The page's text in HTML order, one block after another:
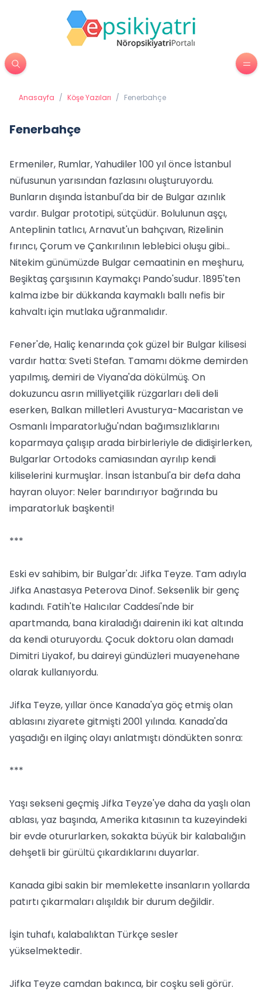
Anasayfa / Köşe Yazıları / Fenerbahçe
Fenerbahçe
Ermeniler, Rumlar, Yahudiler 100 yıl önce İstanbul
nüfusunun yarısından fazlasını oluşturuyordu.
Bunların dışında İstanbul'da bir de Bulgar azınlık
vardır. Bulgar prototipi, sütçüdür. Bolulunun aşçı,
Anteplinin tatlıcı, Arnavut'un bahçıvan, Rizelinin
fırıncı, Çorum ve Çankırılının leblebici oluşu gibi…
Nitekim günümüzde Bulgar cemaatinin en meşhuru,
Beşiktaş çarşısının Kaymakçı Pando'sudur. 1895'ten
kalma izbe bir dükkanda kaymaklı ballı nefis bir
kahvaltı için mutlaka uğranmalıdır.
Fener'de, Haliç kenarında çok güzel bir Bulgar kilisesi
vardır hatta: Sveti Stefan. Tamamı dökme demirden
yapılmış, demiri de Viyana'da dökülmüş. On
dokuzuncu asrın milliyetçilik rüzgarları deli deli
eserken, Balkan milletleri Avusturya-Macaristan ve
Osmanlı İmparatorluğu'ndan bağımsızlıklarını
koparmaya çalışıp arada birbirleriyle de didişirlerken,
Bulgarlar Ortodoks camiasından ayrılıp kendi
kiliselerini kurmuşlar. İnsan İstanbul'a bir defa daha
hayran oluyor: Neler barındırıyor bağrında bu
imparatorluk başkenti!
***
Eski ev sahibim, bir Bulgar'dı: Jifka Teyze. Tam adıyla
Jifka Anastasya Peterova Dinof. Seksenlik bir genç
kadındı. Fatih'te Halıcılar Caddesi'nde bir
apartmanda, bana kiraladığı dairenin iki kat altında
da kendi oturuyordu. Çocuk doktoru olan damadı
Dimitri Liyakof, bu daireyi gündüzleri muayenehane
olarak kullanıyordu.
Jifka Teyze, yıllar önce Kanada'ya göç etmiş olan
ablasını ziyarete gitmişti 2001 yılında. Kanada'da
yaşadığı en ilginç olayı anlatmıştı döndükten sonra:
***
Yaşı sekseni geçmiş Jifka Teyze'ye daha da yaşlı olan
ablası, yaz başında, Amerika kıtasının ta kuzeyindeki
bir evde otururlarken, sokakta büyük bir kalabalığın
dehşetli bir gürültü çıkardıklarını duyarlar.
Kanada gibi sakin bir memlekette insanların yollarda
patırtı çıkarmaları alışıldık bir durum değildir.
İşin tuhafı, kalabalıktan Türkçe sesler
yükselmektedir.
Jifka Teyze camdan bakınca, bir coşku seli görür.